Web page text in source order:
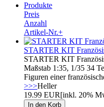
Produkte
Preis
Anzahl
Artikel-Nr.+
STARTER KIT
STARTER KIT
Maßstab 1:35, 1/35 34
Figuren einer
>>>Heller
19.99 EUR[inkl. 20%